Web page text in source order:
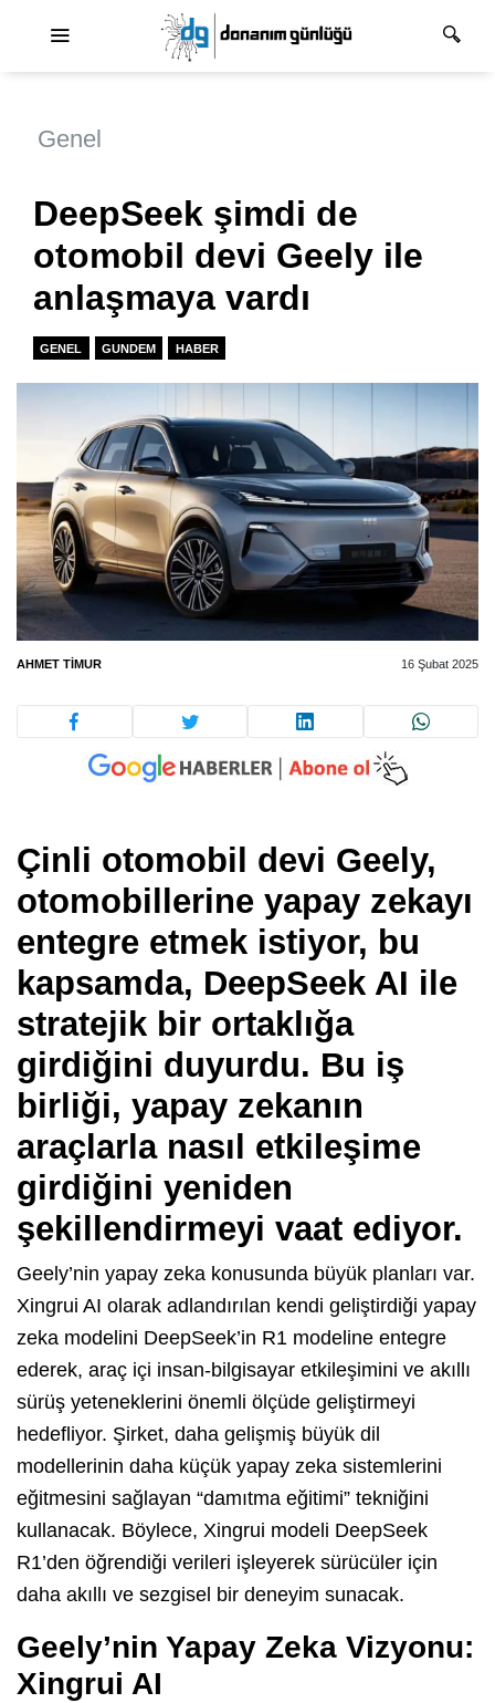
Genel
DeepSeek şimdi de
otomobil devi Geely ile
anlaşmaya vardı
GENEL GUNDEM HABER
AHMET TIMUR 16 Şubat 2025
Çinli otomobil devi Geely,
otomobillerine yapay zekayı
entegre etmek istiyor, bu
kapsamda, DeepSeek AI ile
stratejik bir ortaklığa
girdiğini duyurdu. Bu iş
birliği, yapay zekanın
araçlarla nasıl etkileşime
girdiğini yeniden
şekillendirmeyi vaat ediyor.
Geely’nin yapay zeka konusunda büyük planları var.
Xingrui AI olarak adlandırılan kendi geliştirdiği yapay
zeka modelini DeepSeek’in R1 modeline entegre
ederek, araç içi insan-bilgisayar etkileşimini ve akıllı
sürüş yeteneklerini önemli ölçüde geliştirmeyi
hedefliyor. Şirket, daha gelişmiş büyük dil
modellerinin daha küçük yapay zeka sistemlerini
eğitmesini sağlayan “damıtma eğitimi” tekniğini
kullanacak. Böylece, Xingrui modeli DeepSeek
R1’den öğrendiği verileri işleyerek sürücüler için
daha akıllı ve sezgisel bir deneyim sunacak.
Geely’nin Yapay Zeka Vizyonu:
Xingrui AI